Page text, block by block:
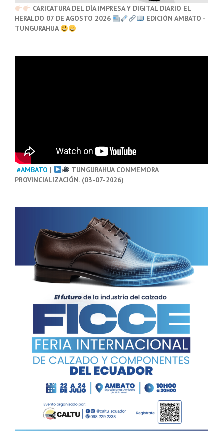
CARICATURA DEL DÍA IMPRESA Y DIGITAL DIARIO EL
HERALDO 07 DE AGOSTO 2026
EDICIÓN AMBATO -
TUNGURAHUA
#AMBATO |
TUNGURAHUA CONMEMORA
PROVINCIALIZACIÓN. (03-07-2026)